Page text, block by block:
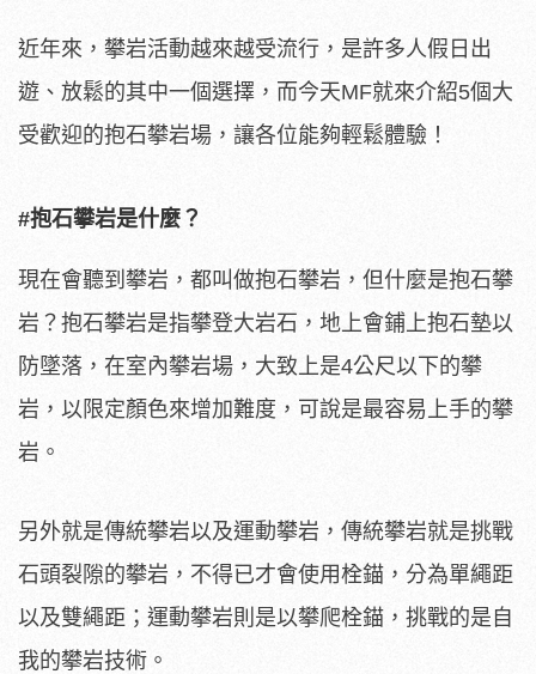
近年來，攀岩活動越來越受流行，是許多人假日出
遊、放鬆的其中一個選擇，而今天MF就來介紹5個大
受歡迎的抱石攀岩場，讓各位能夠輕鬆體驗！
#抱石攀岩是什麼？
現在會聽到攀岩，都叫做抱石攀岩，但什麼是抱石攀
岩？抱石攀岩是指攀登大岩石，地上會鋪上抱石墊以
防墜落，在室內攀岩場，大致上是4公尺以下的攀
岩，以限定顏色來增加難度，可說是最容易上手的攀
岩。
另外就是傳統攀岩以及運動攀岩，傳統攀岩就是挑戰
石頭裂隙的攀岩，不得已才會使用栓錨，分為單繩距
以及雙繩距；運動攀岩則是以攀爬栓錨，挑戰的是自
我的攀岩技術。